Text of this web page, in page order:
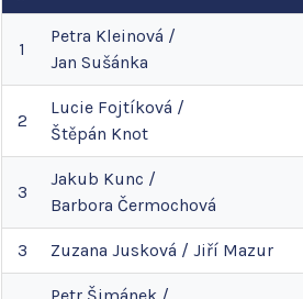
1
Petra Kleinová /
Jan Sušánka
2
Lucie Fojtíková /
Štěpán Knot
3
Jakub Kunc /
Barbora Čermochová
3 Zuzana Jusková / Jiří Mazur